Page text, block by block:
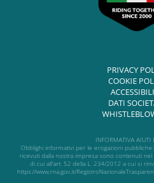
PRIVACY
COOKIE
DATI
INFORMATIVA AIUTI
Obblighi informativi per le erogazioni
ricevuti dalla nostra impresa sono contenuti nel
di cui all'art. 52 della L. 234/2012 a cui si
https://www.rna.gov.it/